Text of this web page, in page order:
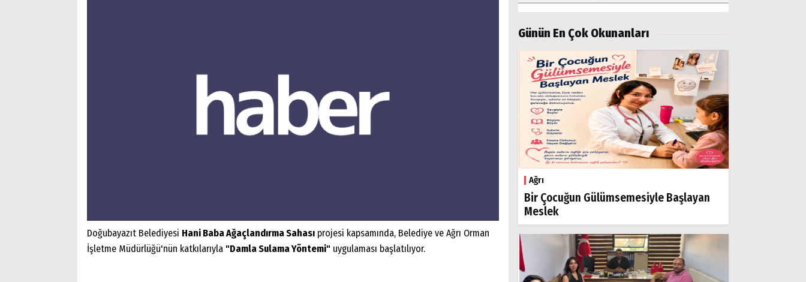
Doğubayazıt Belediyesi Hani Baba Ağaçlandırma Sahası projesi kapsamında, Belediye ve Ağrı Orman
İşletme Müdürlüğü'nün katkılarıyla "Damla Sulama Yöntemi" uygulaması başlatılıyor.
Günün En Çok Okunanları
Ağrı
Bir Çocuğun Gülümsemesiyle Başlayan
Meslek